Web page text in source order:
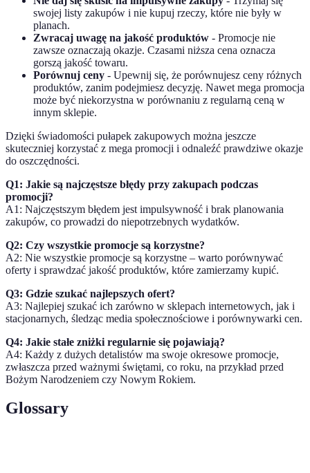
swojej listy zakupów i nie kupuj rzeczy, które nie były w
planach.
Zwracaj uwagę na jakość produktów - Promocje nie
zawsze oznaczają okazje. Czasami niższa cena oznacza
gorszą jakość towaru.
Porównuj ceny - Upewnij się, że porównujesz ceny różnych
produktów, zanim podejmiesz decyzję. Nawet mega promocja
może być niekorzystna w porównaniu z regularną ceną w
innym sklepie.
Dzięki świadomości pułapek zakupowych można jeszcze
skuteczniej korzystać z mega promocji i odnaleźć prawdziwe okazje
do oszczędności.
Q1: Jakie są najczęstsze błędy przy zakupach podczas
promocji?
A1: Najczęstszym błędem jest impulsywność i brak planowania
zakupów, co prowadzi do niepotrzebnych wydatków.
Q2: Czy wszystkie promocje są korzystne?
A2: Nie wszystkie promocje są korzystne – warto porównywać
oferty i sprawdzać jakość produktów, które zamierzamy kupić.
Q3: Gdzie szukać najlepszych ofert?
A3: Najlepiej szukać ich zarówno w sklepach internetowych, jak i
stacjonarnych, śledząc media społecznościowe i porównywarki cen.
Q4: Jakie stałe zniżki regularnie się pojawiają?
A4: Każdy z dużych detalistów ma swoje okresowe promocje,
zwłaszcza przed ważnymi świętami, co roku, na przykład przed
Bożym Narodzeniem czy Nowym Rokiem.
Glossary